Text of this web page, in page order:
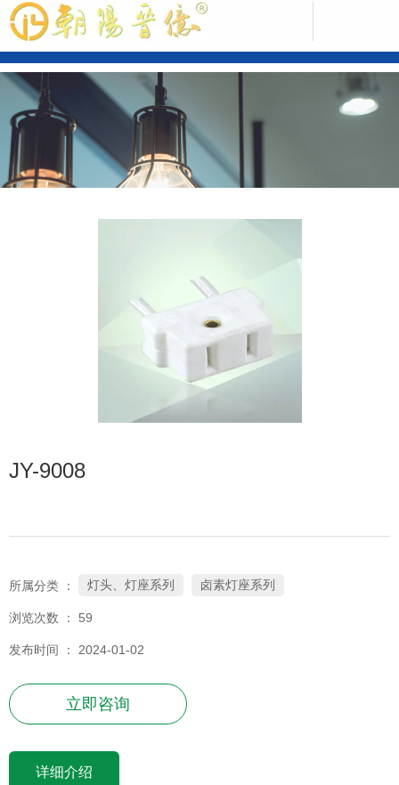
JY-9008
所属分类 ： 灯头、灯座系列 卤素灯座系列
浏览次数 ： 59
发布时间 ： 2024-01-02
立即咨询
详细介绍